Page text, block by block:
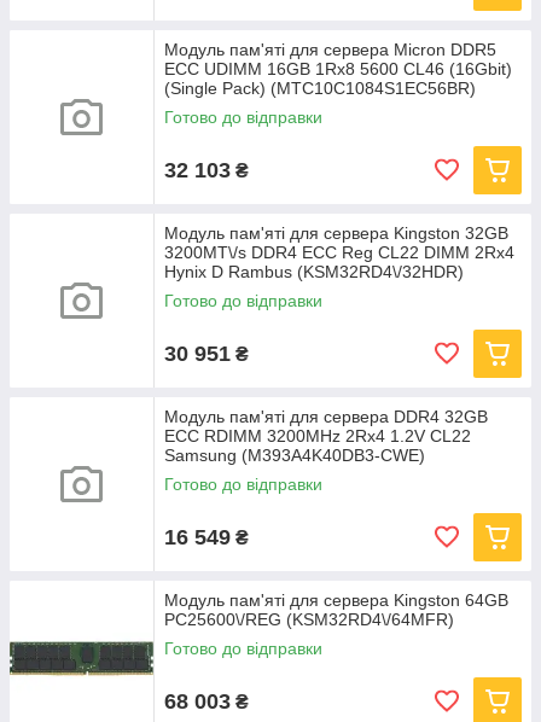
Модуль пам'яті для сервера Micron DDR5
ECC UDIMM 16GB 1Rx8 5600 CL46 (16Gbit)
(Single Pack) (MTC10C1084S1EC56BR)
Готово до відправки
32 103 ₴
Модуль пам'яті для сервера Kingston 32GB
3200MT\/s DDR4 ECC Reg CL22 DIMM 2Rx4
Hynix D Rambus (KSM32RD4\/32HDR)
Готово до відправки
30 951 ₴
Модуль пам'яті для сервера DDR4 32GB
ECC RDIMM 3200MHz 2Rx4 1.2V CL22
Samsung (M393A4K40DB3-CWE)
Готово до відправки
16 549 ₴
Модуль пам'яті для сервера Kingston 64GB
PC25600\/REG (KSM32RD4\/64MFR)
Готово до відправки
68 003 ₴